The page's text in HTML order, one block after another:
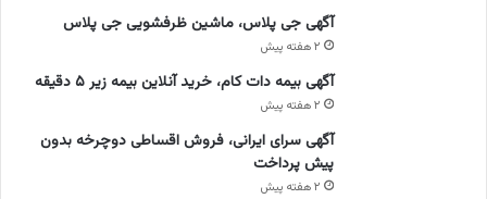
آگهی جی پلاس، ماشین ظرفشویی جی پلاس
۲ هفته پیش
آگهی بیمه دات کام، خرید آنلاین بیمه زیر ۵ دقیقه
۲ هفته پیش
آگهی سرای ایرانی، فروش اقساطی دوچرخه بدون
پیش پرداخت
۲ هفته پیش